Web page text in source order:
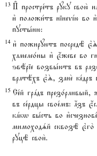
13 И# простре1тъ рyку свою2
и3 положи1тъ нінеvjю во
пусты1ню:
14 и3 пожирyютъ посредЁ
хамелео1ны и3 є4жеве
ѕвёріе возвы1ютъ въ
вратёхъ є3S, зане2 ке1дръ
15 Се1й грaдъ
въ се1рдцы свое1мъ: ѓзъ
кaкw бы1сть во
мимоходsй сквозЁ є3го2
руцЁ свои2.